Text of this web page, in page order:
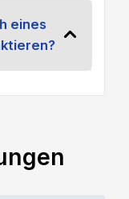
eines